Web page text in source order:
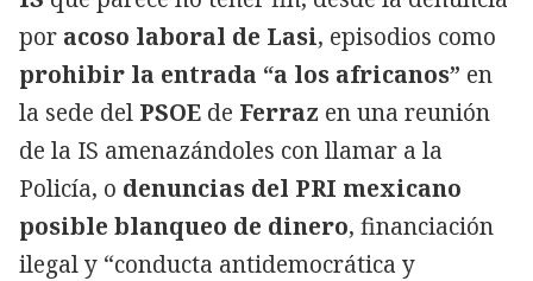
por acoso laboral de Lasi, episodios como
prohibir la entrada “a los africanos” en
la sede del PSOE de Ferraz en una reunión
de la IS amenazándoles con llamar a la
Policía, o denuncias del PRI mexicano
posible blanqueo de dinero, financiación
ilegal y “conducta antidemocrática y